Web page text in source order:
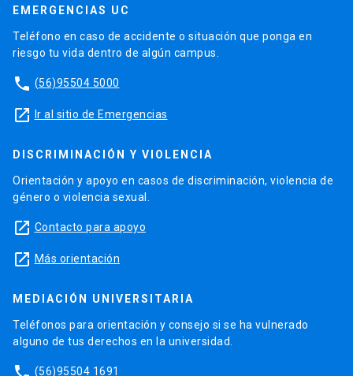
EMERGENCIAS UC
Teléfono en caso de accidente o situación que ponga en
riesgo tu vida dentro de algún campus.
phone (56)95504 5000
launch Ir al sitio de Emergencias
DISCRIMINACIÓN Y VIOLENCIA
Orientación y apoyo en casos de discriminación, violencia de
género o violencia sexual.
launch Contacto para apoyo
launch Más orientación
MEDIACIÓN UNIVERSITARIA
Teléfonos para orientación y consejo si se ha vulnerado
alguno de tus derechos en la universidad.
(56)95504 1691